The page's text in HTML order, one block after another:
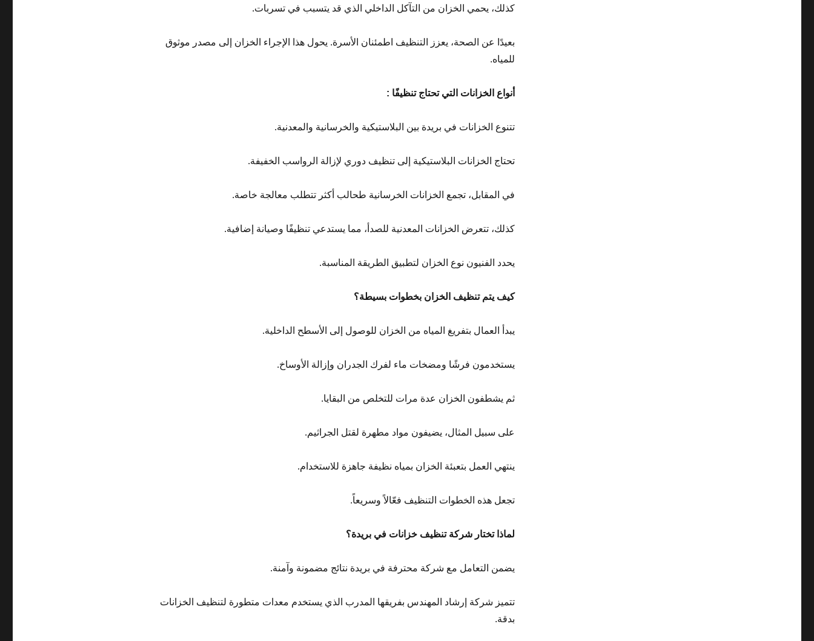
كذلك، يحمي الخزان من التآكل الداخلي الذي قد يتسبب في تسربات.
بعيدًا عن الصحة، يعزز التنظيف اطمئنان الأسرة. يحول هذا الإجراء الخزان إلى مصدر موثوق
للمياه.
أنواع الخزانات التي تحتاج تنظيفًا :
تتنوع الخزانات في بريدة بين البلاستيكية والخرسانية والمعدنية.
تحتاج الخزانات البلاستيكية إلى تنظيف دوري لإزالة الرواسب الخفيفة.
في المقابل، تجمع الخزانات الخرسانية طحالب أكثر تتطلب معالجة خاصة.
كذلك، تتعرض الخزانات المعدنية للصدأ، مما يستدعي تنظيفًا وصيانة إضافية.
يحدد الفنيون نوع الخزان لتطبيق الطريقة المناسبة.
كيف يتم تنظيف الخزان بخطوات بسيطة؟
يبدأ العمال بتفريغ المياه من الخزان للوصول إلى الأسطح الداخلية.
يستخدمون فرشًا ومضخات ماء لفرك الجدران وإزالة الأوساخ.
ثم يشطفون الخزان عدة مرات للتخلص من البقايا.
على سبيل المثال، يضيفون مواد مطهرة لقتل الجراثيم.
ينتهي العمل بتعبئة الخزان بمياه نظيفة جاهزة للاستخدام.
تجعل هذه الخطوات التنظيف فعّالاً وسريعاً.
لماذا تختار شركة تنظيف خزانات في بريدة؟
يضمن التعامل مع شركة محترفة في بريدة نتائج مضمونة وآمنة.
تتميز شركة إرشاد المهندس بفريقها المدرب الذي يستخدم معدات متطورة لتنظيف الخزانات
بدقة.